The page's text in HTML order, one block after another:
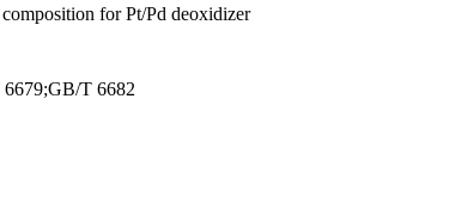
for Pt/Pd deoxidizer
T 6682